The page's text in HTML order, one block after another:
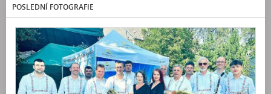
POSLEDNÍ FOTOGRAFIE